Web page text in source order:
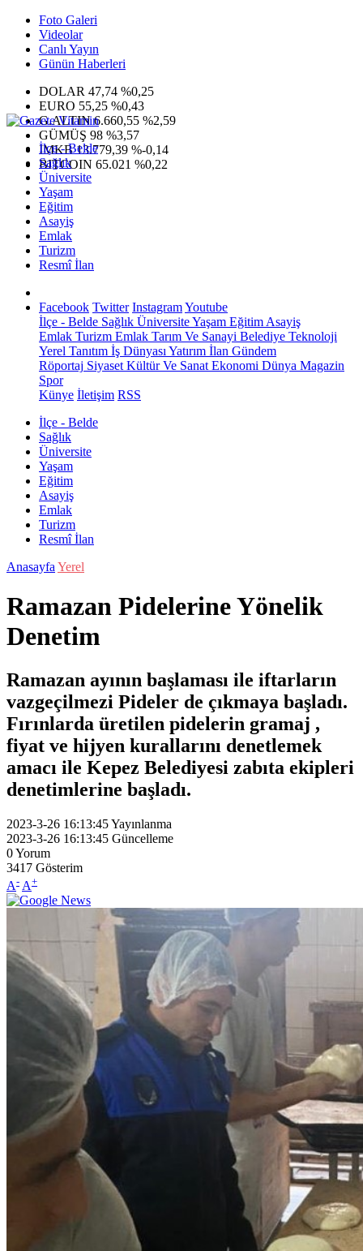
Foto Galeri
Videolar
Canlı Yayın
Günün Haberleri
DOLAR 47,74 %0,25
EURO 55,25 %0,43
G.ALTIN6.660,55 %2,59
GÜMÜŞ 98 %3,57
IMKB13.779,39 %-0,14
BITCOIN 65.021 %0,22
İlçe - Belde
Sağlık
Üniversite
Yaşam
Eğitim
Asayiş
Emlak
Turizm
Resmî İlan
Facebook Twitter InstagramYoutube
İlçe - Belde Sağlık ÜniversiteYaşam Eğitim Asayiş
Emlak Turizm Emlak Tarım Ve Sanayi Belediye Teknoloji
Yerel Tanıtım İş Dünyası Yatırım İlan Gündem
Röportaj Siyaset Kültür Ve Sanat Ekonomi Dünya Magazin
Spor
Künye İletişim RSS
İlçe - Belde
Sağlık
Üniversite
Yaşam
Eğitim
Asayiş
Emlak
Turizm
Resmî İlan
Anasayfa Yerel
Ramazan Pidelerine Yönelik
Denetim
Ramazan ayının başlaması ile iftarların
vazgeçilmezi Pideler de çıkmaya başladı.
Fırınlarda üretilen pidelerin gramaj ,
fiyat ve hijyen kurallarını denetlemek
amacı ile Kepez Belediyesi zabıta ekipleri
denetimlerine başladı.
2023-3-26 16:13:45Yayınlanma
2023-3-26 16:13:45 Güncelleme
0Yorum
3417 Gösterim
A- A+